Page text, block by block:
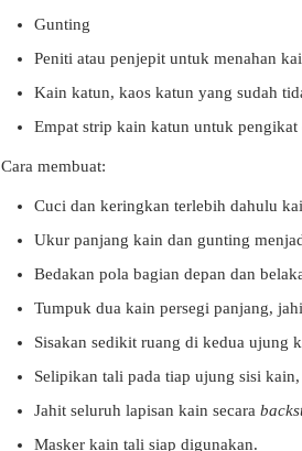
Gunting
Peniti atau penjepit untuk menahan
Kain katun, kaos katun yang sudah
Empat strip kain katun untuk pengikat
Cara membuat:
Cuci dan keringkan terlebih dahulu
Ukur panjang kain dan gunting
Bedakan pola bagian depan dan
Tumpuk dua kain persegi panjang,
Sisakan sedikit ruang di kedua ujung
Selipikan tali pada tiap ujung sisi
Jahit seluruh lapisan kain secara
Masker kain tali siap digunakan.